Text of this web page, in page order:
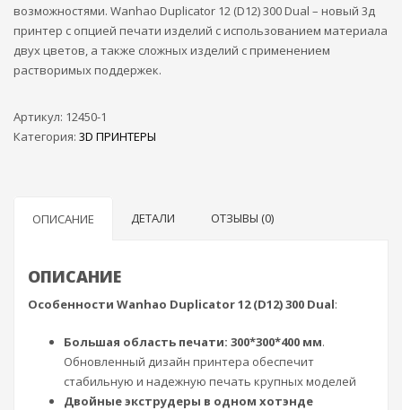
возможностями. Wanhao Duplicator 12 (D12) 300 Dual – новый 3д
принтер с опцией печати изделий с использованием материала
двух цветов, а также сложных изделий с применением
растворимых поддержек.
Артикул: 12450-1
Категория: 3D ПРИНТЕРЫ
ОПИСАНИЕ ДЕТАЛИ ОТЗЫВЫ (0)
ОПИСАНИЕ
Особенности Wanhao Duplicator 12 (D12) 300 Dual:
Большая область печати: 300*300*400 мм.
Обновленный дизайн принтера обеспечит
стабильную и надежную печать крупных моделей
Двойные экструдеры в одном хотэнде